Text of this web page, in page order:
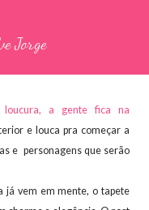
Jorge
loucura, a gente fica na
e louca pra começar a
e personagens que serão
já vem em mente, o tapete